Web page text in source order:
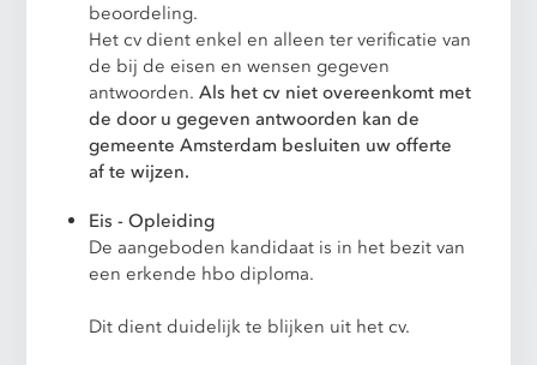
beoordeling.
Het cv dient enkel en alleen ter verificatie van
de bij de eisen en wensen gegeven
antwoorden.Als het cv niet overeenkomt met
de door u gegeven antwoorden kan de
gemeente Amsterdam besluiten uw offerte
af te wijzen.
Eis - Opleiding
De aangeboden kandidaat is in het bezit van
een erkende hbo diploma.
Dit dient duidelijk te blijken uit het cv.